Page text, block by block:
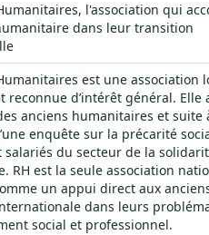
l'association qui
dans leur transition
est une association
reconnue d’intérêt général. Elle
anciens humanitaires et suite
enquête sur la précarité
salariés du secteur de la
RH est la seule association
un appui direct aux
dans leurs
social et professionnel.